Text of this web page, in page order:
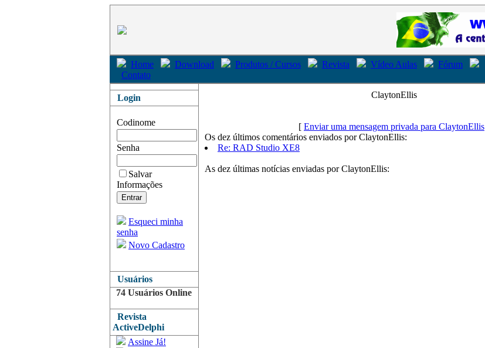
Home Download Produtos / Cursos Revista Vídeo Aulas
Fórum
Contato
Login
Codinome
Senha
Salvar
Informações
Esqueci minha
senha
Novo Cadastro
Usuários
74 Usuários Online
Revista
ActiveDelphi
Assine Já!
ClaytonEllis
[ Enviar uma mensagem privada para ClaytonEllis
Os dez últimos comentários enviados por ClaytonEllis:
Re: RAD Studio XE8
As dez últimas notícias enviadas por ClaytonEllis: